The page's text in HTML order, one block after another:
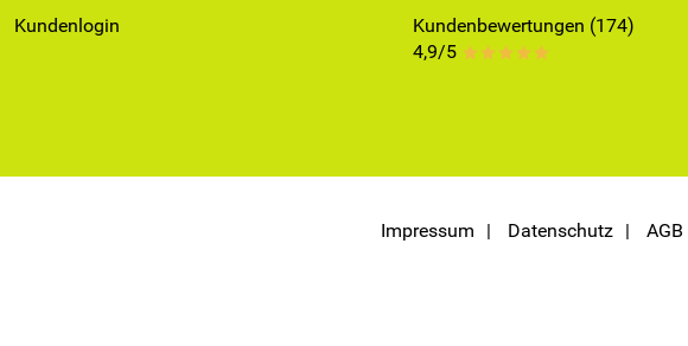
Kundenlogin
Kundenbewertungen (174)
4,9/5 *****
Impressum Datenschutz AGB